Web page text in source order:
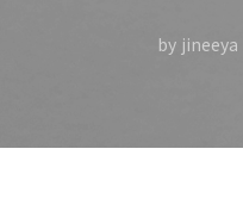
by jineeya